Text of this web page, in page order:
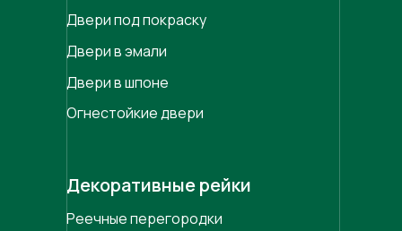
Двери в эмали
Двери под покраску
Двери в шпоне
Декоративные рейки
Реечные перегородки
Огнестойкие двери